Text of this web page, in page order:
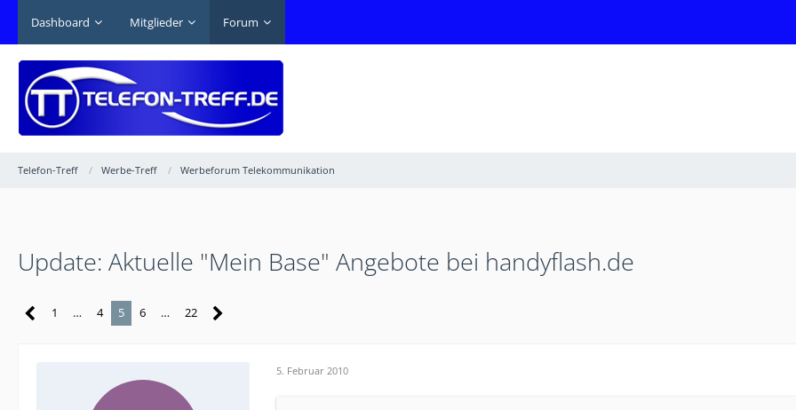
Dashboard Mitglieder Forum
Telefon-Treff Werbe-Treff Werbeforum Telekommunikation
Update: Aktuelle "Mein Base" Angebote bei handyflash.de
1 … 4 5 6 … 22
5. Februar 2010